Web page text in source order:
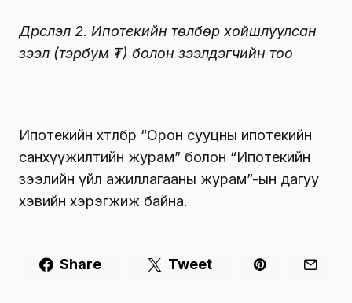
Дүрслэл 2. Ипотекийн төлбөр хойшлуулсан
зээл (тэрбум ₮) болон зээлдэгчийн тоо
Ипотекийн хөтөлбөр “Орон сууцны ипотекийн
санхүүжилтийн журам” болон “Ипотекийн
зээлийн үйл ажиллагааны журам”-ын дагуу
хэвийн хэрэгжиж байна.
Share Tweet